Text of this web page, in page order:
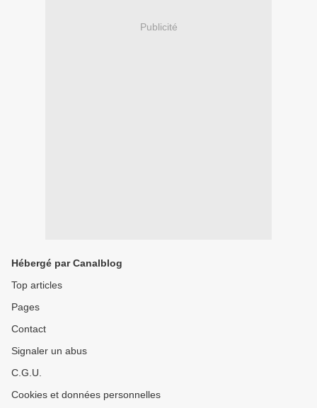
Publicité
Hébergé par Canalblog
Top articles
Pages
Contact
Signaler un abus
C.G.U.
Cookies et données personnelles